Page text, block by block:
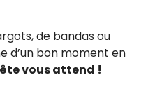
de bandas ou
d’un bon moment en
vous attend !